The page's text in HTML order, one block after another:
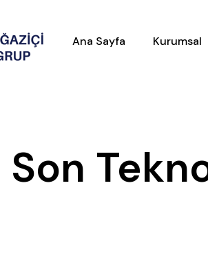
Ana Sayfa Kurumsal
Son